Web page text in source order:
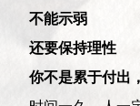
不能示弱
还要保持理性
你不是累于付出